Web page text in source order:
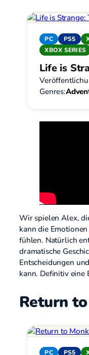
PC PS5
XBOX SERIES
Life is
Genres:
Wir spielen Alex,
kann die
fühlen. Natürlich
dramatische
Entscheidungen
kann. Definitiv eine
Return
PC PS5